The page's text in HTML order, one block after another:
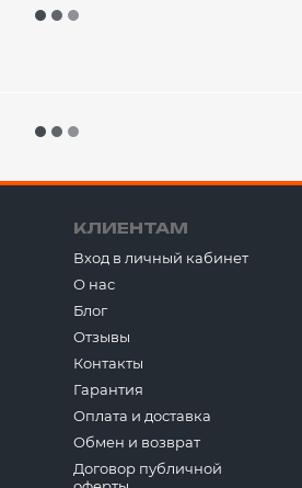
КЛИЕНТАМ
Вход в личный кабинет
О нас
Блог
Отзывы
Контакты
Гарантия
Оплата и доставка
Обмен и возврат
Договор публичной